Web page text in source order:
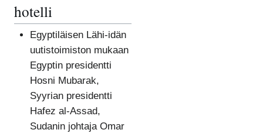
hotelli
Egyptiläisen Lähi-idän
uutistoimiston mukaan
Egyptin presidentti
Hosni Mubarak,
Syyrian presidentti
Hafez al-Assad,
Sudanin johtaja Omar